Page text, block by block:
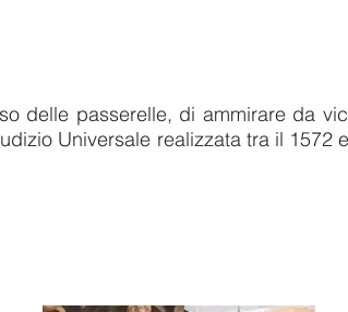
delle passerelle, di ammirare da
Universale realizzata tra il